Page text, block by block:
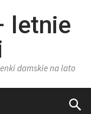
letnie
damskie na lato